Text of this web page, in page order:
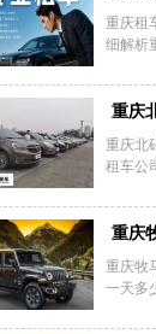
卡车，
越野，
供正规
重庆租
细解析
凑型
息。重
如大众
金约
马3系
800-
赁费用
路费等
重庆
重庆北
租车公
为时尚
是在
大家的
上的
重庆
重庆牧
一天多